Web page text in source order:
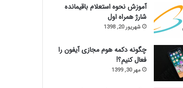
آموزش نحوه استعلام باقیمانده
شارژ همراه اول
شهریور 20, 1398
چگونه دکمه هوم مجازی آیفون را
فعال کنیم؟!
مهر 30, 1399